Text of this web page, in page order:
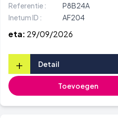
Referentie :
P8B24A
Inetum ID :
AF204
eta: 29/09/2026
+ Detail
Toevoegen